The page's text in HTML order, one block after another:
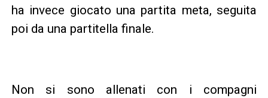
ha invece giocato una partita meta, seguita
poi da una partitella finale.
Non si sono allenati con i compagni